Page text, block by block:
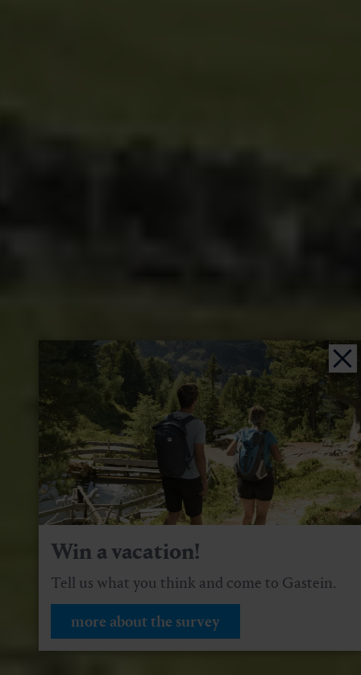
Win a vacation!
Tell us what you think and come to Gastein.
more about the survey